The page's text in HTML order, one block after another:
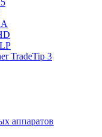
TradeTip 3
аппаратов